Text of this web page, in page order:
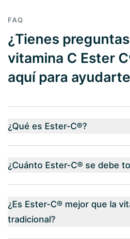
FAQ
¿Tienes
vitamina C Ester
aquí para
¿Qué es Ester-C®?
¿Cuánto Ester-C® se debe
¿Es Ester-C® mejor que la
tradicional?